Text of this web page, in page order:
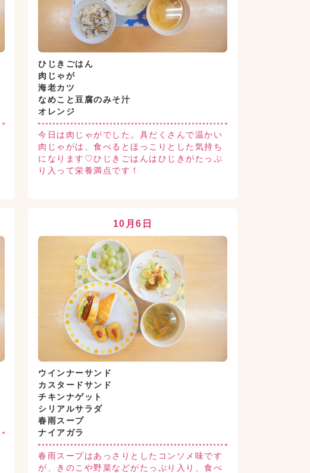
ひじきごはん
肉じゃが
海老カツ
なめこと豆腐のみそ汁
オレンジ
今日は肉じゃがでした。具だくさんで温かい
肉じゃがは、食べるとほっこりとした気持ち
になります♡ひじきごはんはひじきがたっぷ
り入って栄養満点です！
10月6日
ウインナーサンド
カスタードサンド
チキンナゲット
シリアルサラダ
春雨スープ
ナイアガラ
春雨スープはあっさりとしたコンソメ味です
が、きのこや野菜などがたっぷり入り、食べ